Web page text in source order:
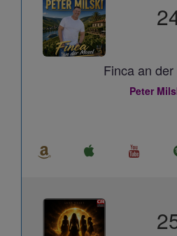
Finca an
Peter